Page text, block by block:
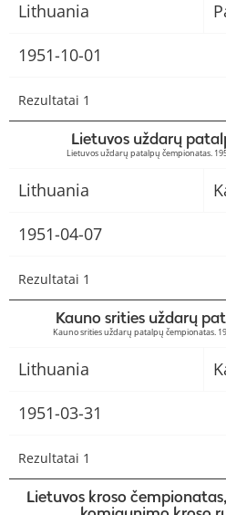
Lithuania
1951-10-01
Rezultatai 1
Lietuvos uždarų
Lietuvos uždarų patalpų čempionatas.
Lithuania
1951-04-07
Rezultatai 1
Kauno srities uždarų
Kauno srities uždarų patalpų čempionatas.
Lithuania
1951-03-31
Rezultatai 1
Lietuvos kroso